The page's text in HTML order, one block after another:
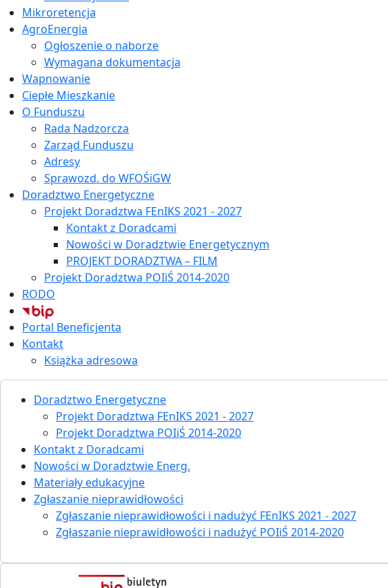
Mikroretencja
AgroEnergia
Ogłoszenie o naborze
Wymagana dokumentacja
Wapnowanie
Ciepłe Mieszkanie
O Funduszu
Rada Nadzorcza
Zarząd Funduszu
Adresy
Sprawozd. do WFOŚiGW
Doradztwo Energetyczne
Projekt Doradztwa FEnIKS 2021 - 2027
Kontakt z Doradcami
Nowości w Doradztwie Energetycznym
PROJEKT DORADZTWA – FILM
Projekt Doradztwa POIiŚ 2014-2020
RODO
Portal Beneficjenta
Kontakt
Książka adresowa
Doradztwo Energetyczne
Projekt Doradztwa FEnIKS 2021 - 2027
Projekt Doradztwa POIiŚ 2014-2020
Kontakt z Doradcami
Nowości w Doradztwie Energ.
Materiały edukacyjne
Zgłaszanie nieprawidłowości
Zgłaszanie nieprawidłowości i nadużyć FEnIKS 2021 - 2027
Zgłaszanie nieprawidłowości i nadużyć POIiŚ 2014-2020